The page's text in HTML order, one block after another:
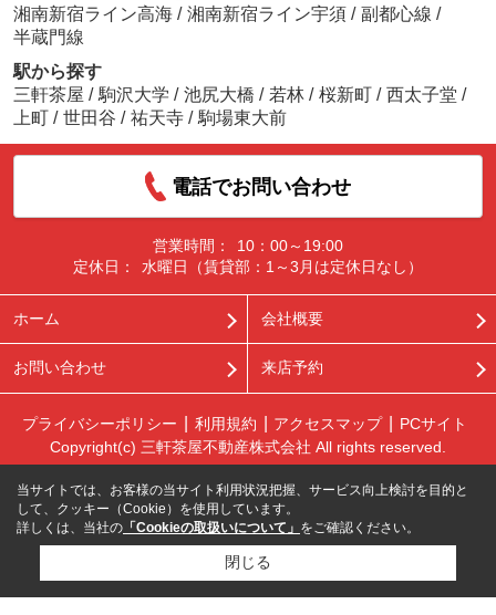
湘南新宿ライン高海 / 湘南新宿ライン宇須 / 副都心線 /
半蔵門線
駅から探す
三軒茶屋 / 駒沢大学 / 池尻大橋 / 若林 / 桜新町 / 西太子堂 /
上町 / 世田谷 / 祐天寺 / 駒場東大前
電話でお問い合わせ
営業時間：
10：00～19:00
定休日：
水曜日（賃貸部：1～3月は定休日なし）
ホーム 会社概要
お問い合わせ 来店予約
プライバシーポリシー 利用規約 アクセスマップ
PCサイト
Copyright(c) 三軒茶屋不動産株式会社 All rights reserved.
当サイトでは、お客様の当サイト利用状況把握、サービス向上検討を目的と
して、クッキー（Cookie）を使用しています。
詳しくは、当社の 「Cookieの取扱いについて」 をご確認ください。
閉じる